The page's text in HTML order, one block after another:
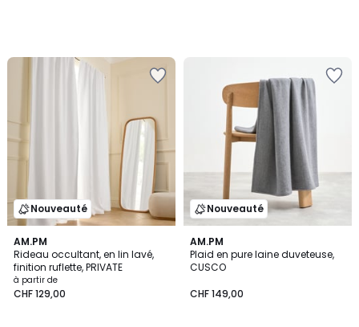
Nouveauté
AM.PM
Rideau occultant, en lin lavé,
finition ruflette, PRIVATE
à partir de
CHF 129,00
4
Couleurs
Nouveauté
AM.PM
Plaid en pure laine duveteuse,
CUSCO
CHF 149,00